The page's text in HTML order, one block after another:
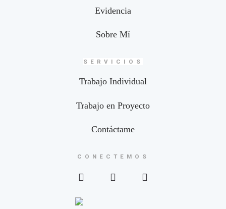
Evidencia
Sobre Mí
SERVICIOS
Trabajo Individual
Trabajo en Proyecto
Contáctame
CONECTEMOS